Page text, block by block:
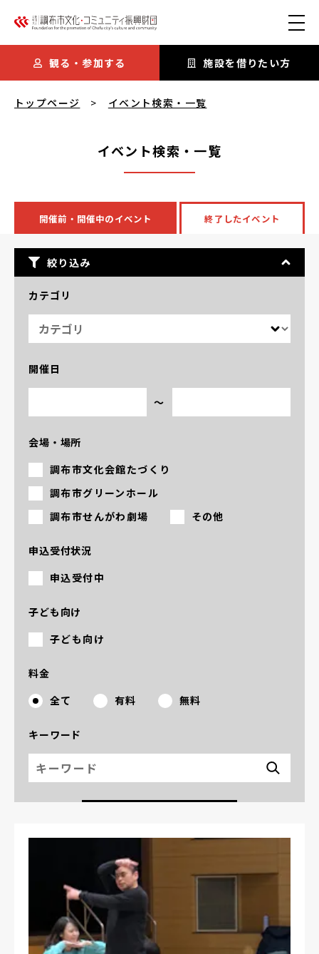
観る・参加する 施設を借りたい方
トップページ イベント検索・一覧
イベント検索・一覧
開催前・開催中のイベント 終了したイベント
絞り込み
カテゴリ
カテゴリ
開催日
〜
会場・場所
調布市文化会館たづくり
調布市グリーンホール
調布市せんがわ劇場
その他
申込受付状況
申込受付中
子ども向け
子ども向け
料金
全て
有料 無料
キーワード
検索キーワード
イベント検索・一覧 を閲覧中